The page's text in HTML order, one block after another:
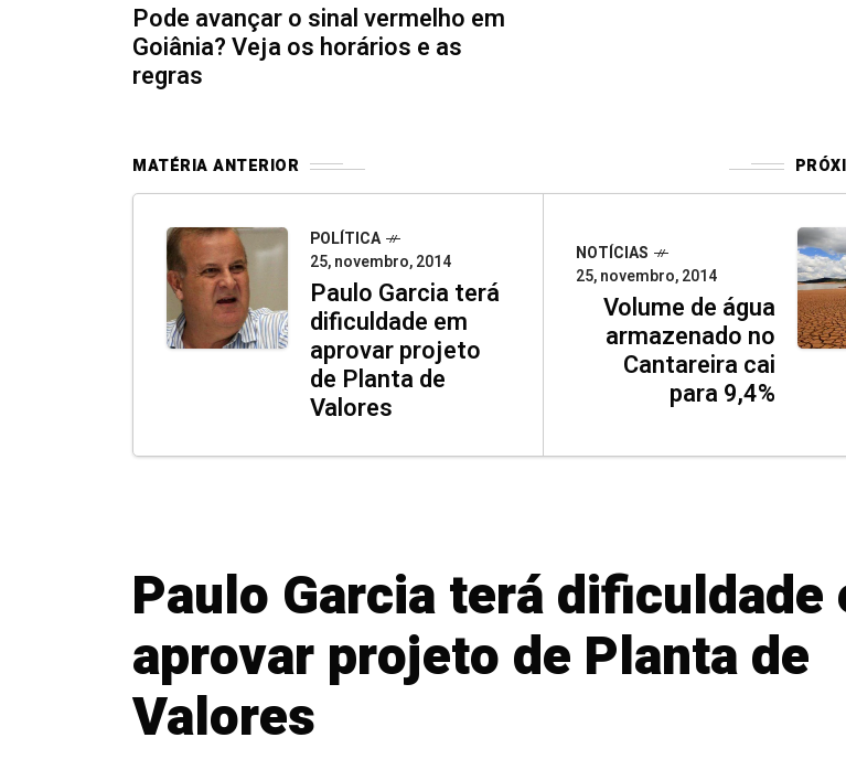
Pode avançar o sinal vermelho em
Goiânia? Veja os horários e as
regras
MATÉRIA ANTERIOR
POLÍTICA
25, novembro, 2014
Paulo Garcia terá
dificuldade em
aprovar projeto
de Planta de
Valores
NOTÍCIAS
25, novembro, 2014
Volume de água
armazenado no
Cantareira cai
para 9,4%
Paulo Garcia terá dificuldade
aprovar projeto de Planta de
Valores